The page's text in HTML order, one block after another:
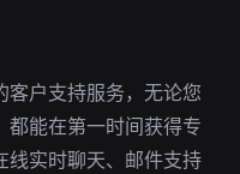
客户支持服务，无论您
都能在第一时间获得专
线实时聊天、邮件支持